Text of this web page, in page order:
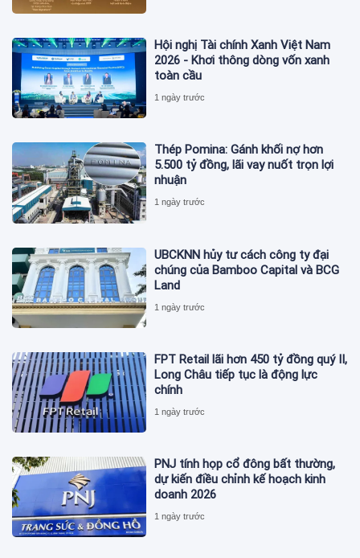
Hội nghị Tài chính Xanh Việt Nam
2026 - Khơi thông dòng vốn xanh
toàn cầu
1 ngày trước
Thép Pomina: Gánh khối nợ hơn
5.500 tỷ đồng, lãi vay nuốt trọn lợi
nhuận
1 ngày trước
UBCKNN hủy tư cách công ty đại
chúng của Bamboo Capital và BCG
Land
1 ngày trước
FPT Retail lãi hơn 450 tỷ đồng quý II,
Long Châu tiếp tục là động lực
chính
1 ngày trước
PNJ tính họp cổ đông bất thường,
dự kiến điều chỉnh kế hoạch kinh
doanh 2026
1 ngày trước